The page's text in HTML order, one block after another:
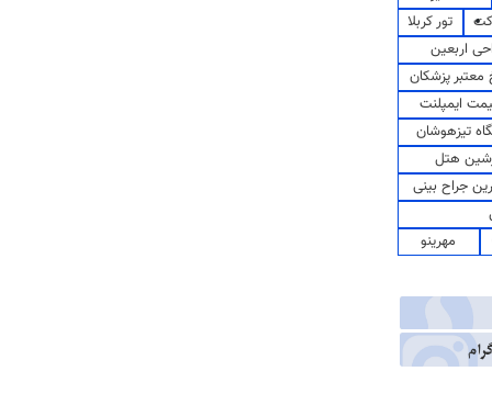
تور کربلا
اربعین
پزشکان
ایمپلنت
تیزهوشان
هتل
جراح بینی
مهرینو